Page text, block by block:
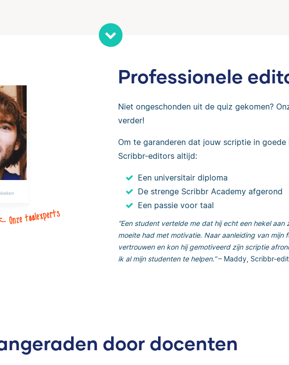
Professionele
Niet ongeschonden uit de quiz gekomen?
verder!
Om te garanderen dat jouw scriptie in goede
Scribbr-editors altijd:
Een universitair diploma
De strenge Scribbr Academy afgerond
Een passie voor taal
“Een student vertelde me dat hij echt een hekel
moeite had met motivatie. Naar aanleiding van mijn
vertrouwen en kon hij gemotiveerd zijn scriptie
ik al mijn studenten te helpen.”– Maddy, Scribbr-
door docenten